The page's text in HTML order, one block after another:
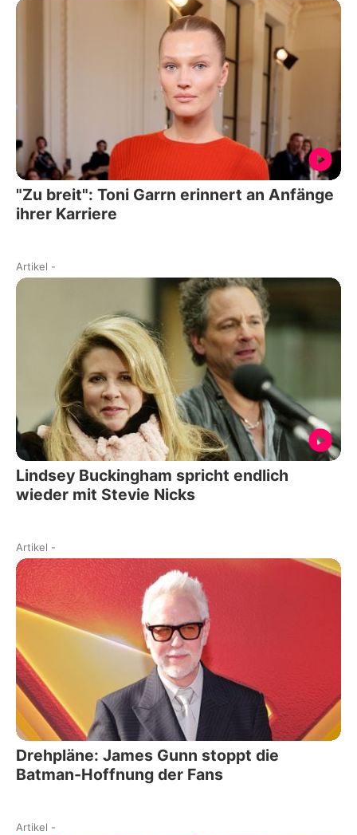
"Zu breit": Toni Garrn erinnert an Anfänge
ihrer Karriere
Artikel -
Lindsey Buckingham spricht endlich
wieder mit Stevie Nicks
Artikel -
Drehpläne: James Gunn stoppt die
Batman-Hoffnung der Fans
Artikel -